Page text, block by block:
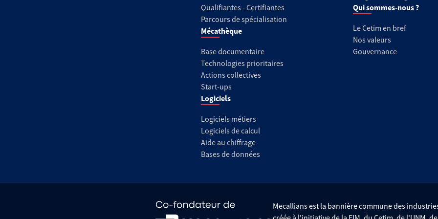
Qualifiantes - Certifiantes
Parcours de spécialisation
Mécathèque
Base documentaire
Technologies prioritaires
Actions collectives
Start-ups
Logiciels
Logiciels métiers
Logiciels de calcul
Aide au chiffrage
Bases de données
Qui sommes-nous ?
Le Cetim en bref
Nos valeurs
Gouvernance
Mecallians est la bannière commune des